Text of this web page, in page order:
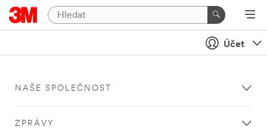
Účet
NAŠE SPOLEČNOST
ZPRÁVY